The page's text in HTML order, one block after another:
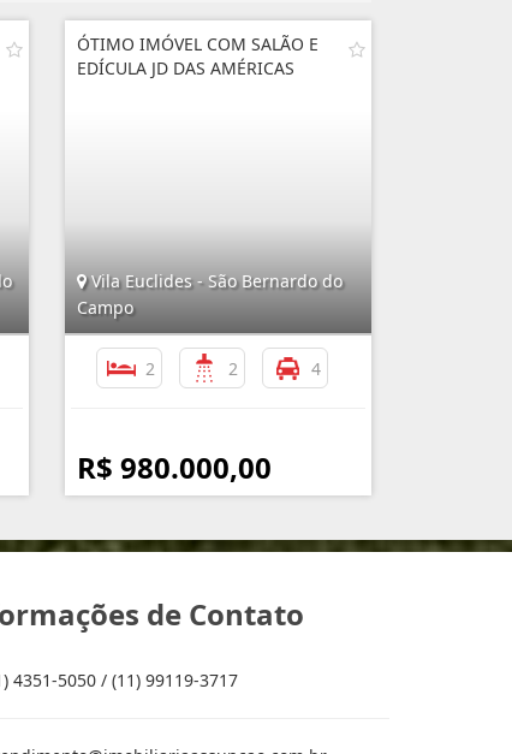
ÓTIMO IMÓVEL COM SALÃO E
EDÍCULA JD DAS AMÉRICAS
Vila Euclides - São Bernardo do
Campo
2 2 4
R$ 980.000,00
de Contato
4351-5050 / (11) 99119-3717